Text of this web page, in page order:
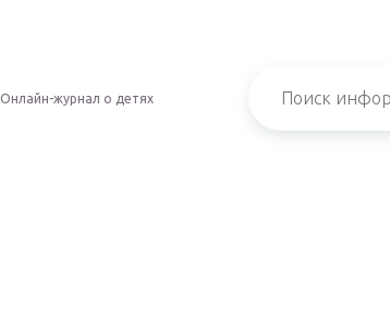
Онлайн-журнал о детях